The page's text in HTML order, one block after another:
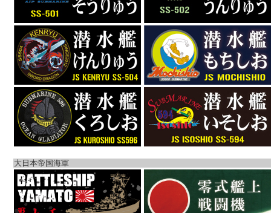
大日本帝国海軍